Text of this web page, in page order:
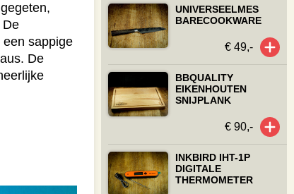
De
sappige
De
UNIVERSEELMES
BARECOOKWARE
€ 49,-
BBQUALITY
EIKENHOUTEN
SNIJPLANK
€ 90,-
INKBIRD IHT-1P
DIGITALE
THERMOMETER